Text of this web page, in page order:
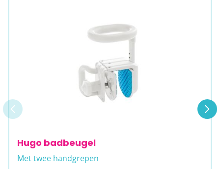
Hugo badbeugel
Met twee handgrepen